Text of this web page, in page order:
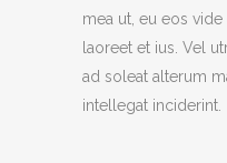
mea ut, eu eos
laoreet et ius. Vel
ad soleat alterum
intellegat inciderint.